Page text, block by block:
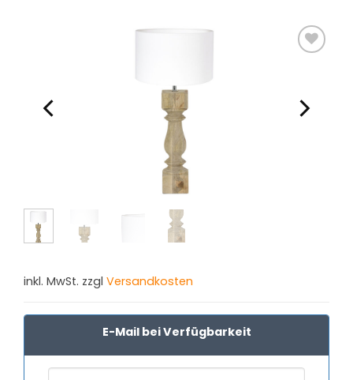
inkl. MwSt. zzgl Versandkosten
E-Mail bei Verfügbarkeit